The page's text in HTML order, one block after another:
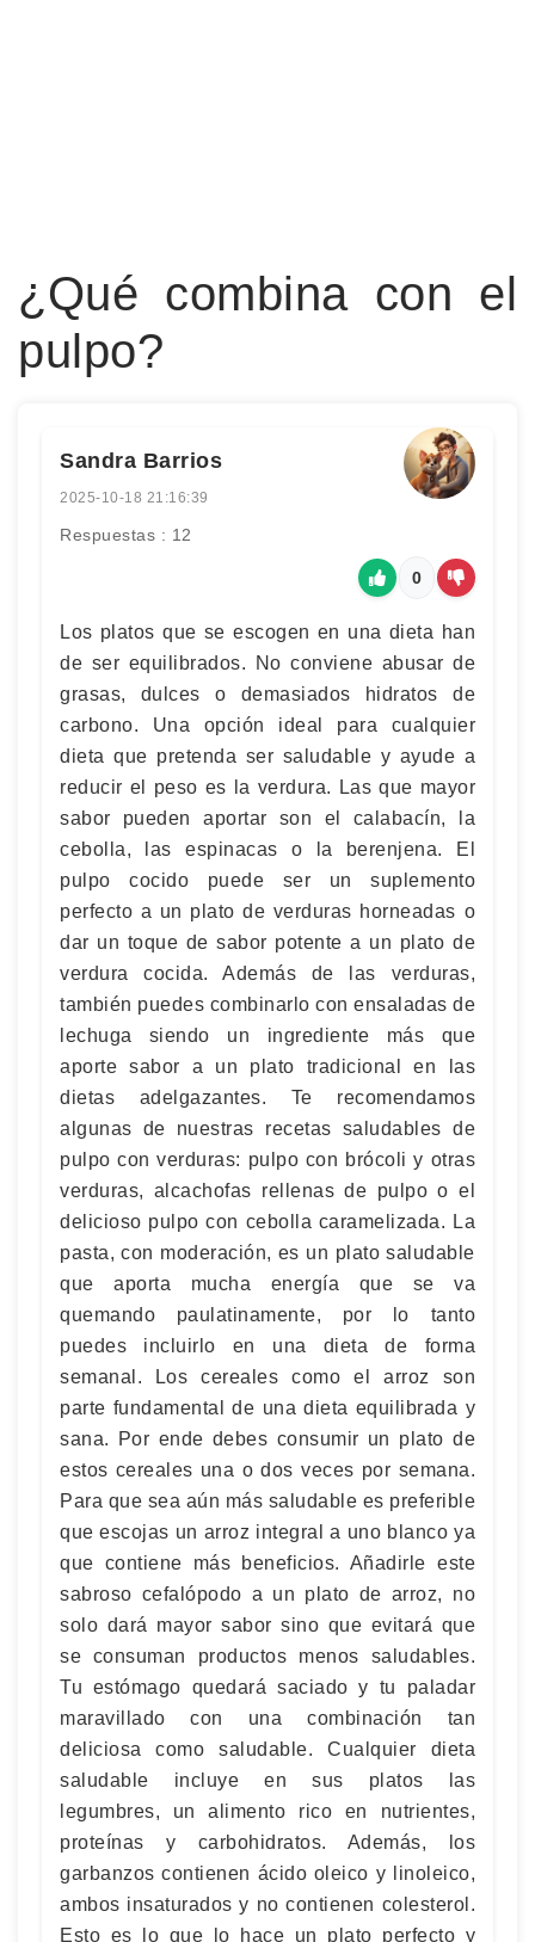
¿Qué combina con el
pulpo?
Sandra Barrios
2025-10-18 21:16:39
Respuestas : 12
0
Los platos que se escogen en una dieta han
de ser equilibrados. No conviene abusar de
grasas, dulces o demasiados hidratos de
carbono. Una opción ideal para cualquier
dieta que pretenda ser saludable y ayude a
reducir el peso es la verdura. Las que mayor
sabor pueden aportar son el calabacín, la
cebolla, las espinacas o la berenjena. El
pulpo cocido puede ser un suplemento
perfecto a un plato de verduras horneadas o
dar un toque de sabor potente a un plato de
verdura cocida. Además de las verduras,
también puedes combinarlo con ensaladas de
lechuga siendo un ingrediente más que
aporte sabor a un plato tradicional en las
dietas adelgazantes. Te recomendamos
algunas de nuestras recetas saludables de
pulpo con verduras: pulpo con brócoli y otras
verduras, alcachofas rellenas de pulpo o el
delicioso pulpo con cebolla caramelizada. La
pasta, con moderación, es un plato saludable
que aporta mucha energía que se va
quemando paulatinamente, por lo tanto
puedes incluirlo en una dieta de forma
semanal. Los cereales como el arroz son
parte fundamental de una dieta equilibrada y
sana. Por ende debes consumir un plato de
estos cereales una o dos veces por semana.
Para que sea aún más saludable es preferible
que escojas un arroz integral a uno blanco ya
que contiene más beneficios. Añadirle este
sabroso cefalópodo a un plato de arroz, no
solo dará mayor sabor sino que evitará que
se consuman productos menos saludables.
Tu estómago quedará saciado y tu paladar
maravillado con una combinación tan
deliciosa como saludable. Cualquier dieta
saludable incluye en sus platos las
legumbres, un alimento rico en nutrientes,
proteínas y carbohidratos. Además, los
garbanzos contienen ácido oleico y linoleico,
ambos insaturados y no contienen colesterol.
Esto es lo que lo hace un plato perfecto y